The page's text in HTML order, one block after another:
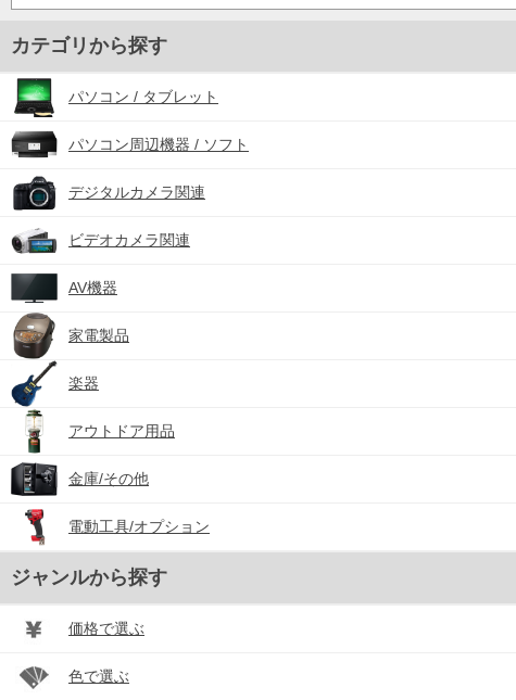
カテゴリから探す
パソコン / タブレット
パソコン周辺機器 / ソフト
デジタルカメラ関連
ビデオカメラ関連
AV機器
家電製品
楽器
アウトドア用品
金庫/その他
電動工具/オプション
ジャンルから探す
価格で選ぶ
色で選ぶ